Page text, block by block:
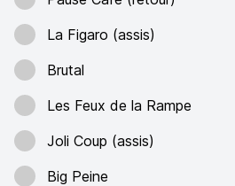
La Figaro (assis)
Brutal
Les Feux de la Rampe
Joli Coup (assis)
Big Peine